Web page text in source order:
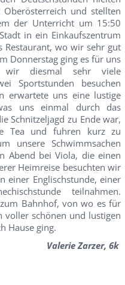
und stellten
der Unterricht um 15:50
in ein Einkaufszentrum
Restaurant, wo wir sehr gut
Donnerstag ging es für uns
diesmal sehr viele
Sportstunden besuchen
erwartete uns eine lustige
uns einmal durch das
Schnitzeljagd zu Ende war,
Tea und fuhren kurz zu
unsere Schwimmsachen
Abend bei Viola, die einen
Heimreise besuchten wir
einer Englischstunde, einer
teilnahmen.
Bahnhof, von wo es für
voller schönen und lustigen
Hause ging.
Valerie Zarzer, 6k